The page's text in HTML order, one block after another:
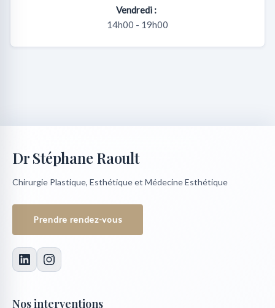
Vendredi :
14h00 - 19h00
Dr Stéphane Raoult
Chirurgie Plastique, Esthétique et Médecine Esthétique
Prendre rendez-vous
Nos interventions